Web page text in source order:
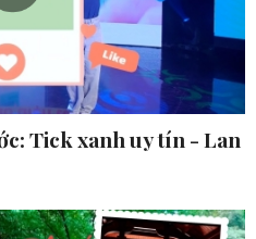
Tick xanh uy tín - Lan